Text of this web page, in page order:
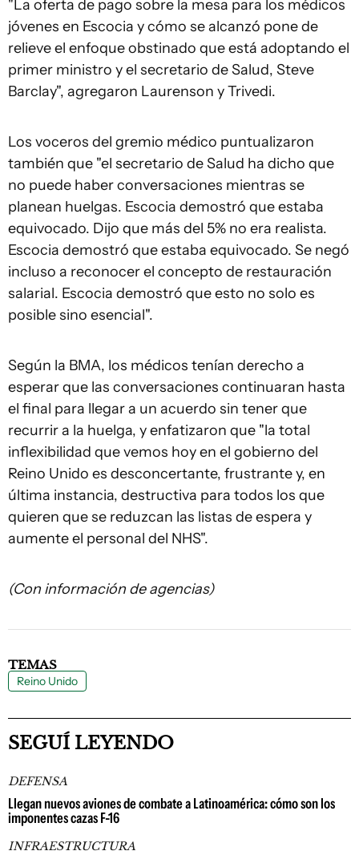
"La oferta de pago sobre la mesa para los médicos
jóvenes en Escocia y cómo se alcanzó pone de
relieve el enfoque obstinado que está adoptando el
primer ministro y el secretario de Salud, Steve
Barclay", agregaron Laurenson y Trivedi.
Los voceros del gremio médico puntualizaron
también que "el secretario de Salud ha dicho que
no puede haber conversaciones mientras se
planean huelgas. Escocia demostró que estaba
equivocado. Dijo que más del 5% no era realista.
Escocia demostró que estaba equivocado. Se negó
incluso a reconocer el concepto de restauración
salarial. Escocia demostró que esto no solo es
posible sino esencial".
Según la BMA, los médicos tenían derecho a
esperar que las conversaciones continuaran hasta
el final para llegar a un acuerdo sin tener que
recurrir a la huelga, y enfatizaron que "la total
inflexibilidad que vemos hoy en el gobierno del
Reino Unido es desconcertante, frustrante y, en
última instancia, destructiva para todos los que
quieren que se reduzcan las listas de espera y
aumente el personal del NHS".
(Con información de agencias)
TEMAS
Reino Unido
SEGUÍ LEYENDO
DEFENSA
Llegan nuevos aviones de combate a Latinoamérica: cómo son los
imponentes cazas F-16
INFRAESTRUCTURA